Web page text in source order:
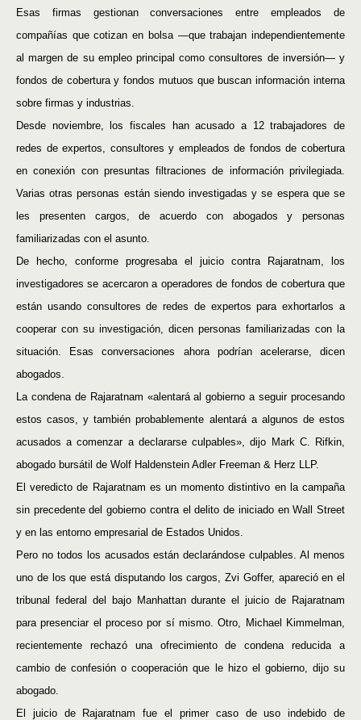
Esas firmas gestionan conversaciones entre empleados de
compañías que cotizan en bolsa —que trabajan independientemente
al margen de su empleo principal como consultores de inversión— y
fondos de cobertura y fondos mutuos que buscan información interna
sobre firmas y industrias.
Desde noviembre, los fiscales han acusado a 12 trabajadores de
redes de expertos, consultores y empleados de fondos de cobertura
en conexión con presuntas filtraciones de información privilegiada.
Varias otras personas están siendo investigadas y se espera que se
les presenten cargos, de acuerdo con abogados y personas
familiarizadas con el asunto.
De hecho, conforme progresaba el juicio contra Rajaratnam, los
investigadores se acercaron a operadores de fondos de cobertura que
están usando consultores de redes de expertos para exhortarlos a
cooperar con su investigación, dicen personas familiarizadas con la
situación. Esas conversaciones ahora podrían acelerarse, dicen
abogados.
La condena de Rajaratnam «alentará al gobierno a seguir procesando
estos casos, y también probablemente alentará a algunos de estos
acusados a comenzar a declararse culpables», dijo Mark C. Rifkin,
abogado bursátil de Wolf Haldenstein Adler Freeman & Herz LLP.
El veredicto de Rajaratnam es un momento distintivo en la campaña
sin precedente del gobierno contra el delito de iniciado en Wall Street
y en las entorno empresarial de Estados Unidos.
Pero no todos los acusados están declarándose culpables. Al menos
uno de los que está disputando los cargos, Zvi Goffer, apareció en el
tribunal federal del bajo Manhattan durante el juicio de Rajaratnam
para presenciar el proceso por sí mismo. Otro, Michael Kimmelman,
recientemente rechazó una ofrecimiento de condena reducida a
cambio de confesión o cooperación que le hizo el gobierno, dijo su
abogado.
El juicio de Rajaratnam fue el primer caso de uso indebido de